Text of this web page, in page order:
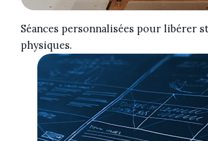
Séances personnalisées pour libérer
physiques.